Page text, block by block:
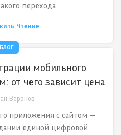
перехода.
Чтение
БЛОГ
мобильного
от чего зависит цена
Воронов
приложения с сайтом —
единой цифровой